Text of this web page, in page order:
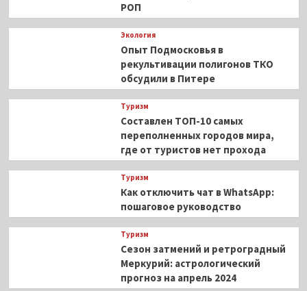
РОП
Экология
Опыт Подмосковья в
рекультивации полигонов ТКО
обсудили в Питере
Туризм
Составлен ТОП-10 самых
переполненных городов мира,
где от туристов нет прохода
Туризм
Как отключить чат в WhatsApp:
пошаговое руководство
Туризм
Сезон затмений и ретроградный
Меркурий: астрологический
прогноз на апрель 2024